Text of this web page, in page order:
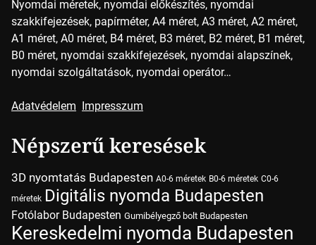
Nyomdai méretek, nyomdai előkészítés, nyomdai
szakkifejezések, papírméter, A4 méret, A3 méret, A2 méret,
A1 méret, A0 méret, B4 méret, B3 méret, B2 méret, B1 méret,
B0 méret, nyomdai szakkifejezések, nyomdai alapszínek,
nyomdai szolgáltatások, nyomdai operátor…
Adatvédelem Impresszum
Népszerű keresések
3D nyomtatás Budapesten A0-6 méretek B0-6 méretek C0-6
méretek Digitális nyomda Budapesten
Fotólabor Budapesten Gumibélyegző bolt Budapesten
Kereskedelmi nyomda Budapesten